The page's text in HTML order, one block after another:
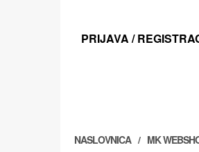
PRIJAVA /
NASLOVNICA MK